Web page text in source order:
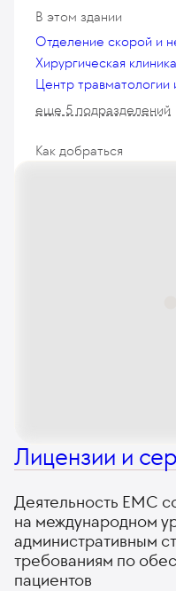
В этом здании
Отделение скорой и
Хирургическая клиника
Центр травматологии
еще 5 подразделений
Как добраться
Лицензии и
Деятельность ЕМС
на международном
административным
требованиям по
пациентов